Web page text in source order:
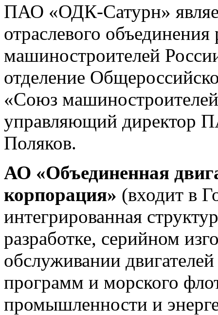
ПАО «ОДК-Сатурн»
отраслевого
машиностроителей
отделение
«Союз машиностроителей
управляющий директор
Поляков.
АО «Объединенная
корпорация» (входит в
интегрированная
разработке, серийном
обслуживании
программ и морского
промышленности и